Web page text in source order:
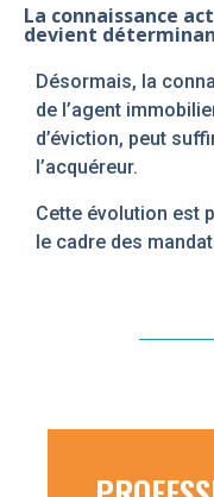
La connaissance
devient
Désormais, la
de l’agent
d’éviction, peut
l’acquéreur.
Cette évolution est
le cadre des